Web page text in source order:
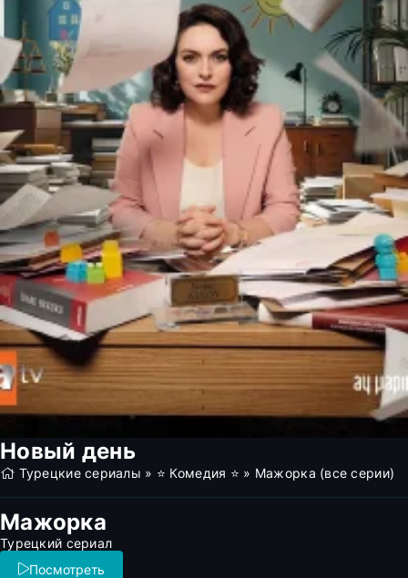
Новый день
Турецкие сериалы » ⭐ Комедия ⭐ » Мажорка (все серии)
Мажорка
Турецкий сериал
Посмотреть